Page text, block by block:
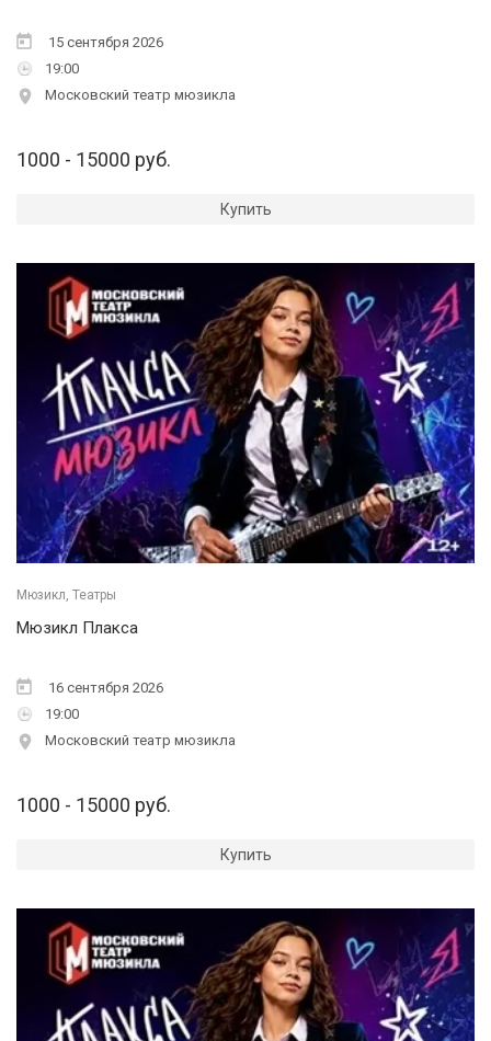
15 сентября 2026
19:00
Московский театр мюзикла
1000 - 15000 руб.
Купить
Мюзикл, Театры
Мюзикл Плакса
16 сентября 2026
19:00
Московский театр мюзикла
1000 - 15000 руб.
Купить